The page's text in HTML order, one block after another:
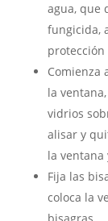
agua, que
fungicida,
protección
Comienza
la
vidrios
alisar y
la
Fija las
coloca la